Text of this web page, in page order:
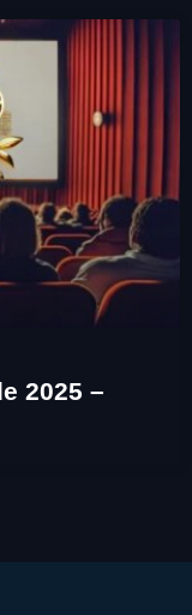
2025 –